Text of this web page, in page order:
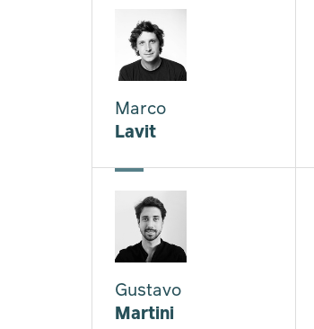
Marco
Lavit
Gustavo
Martini